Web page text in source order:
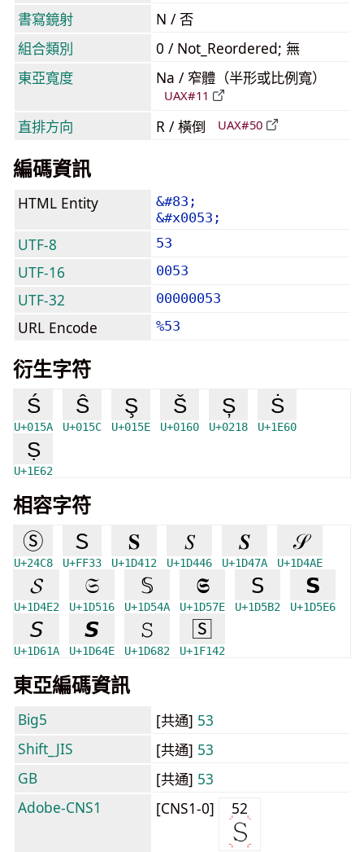
書寫鏡射
N / 否
組合類別
0 / Not_Reordered; 無
東亞寬度
Na / 窄體（半形或比例寬）
UAX#11
直排方向 R / 橫倒 UAX#50
編碼資訊
HTML Entity
&#83;
&#x0053;
UTF-8 53
UTF-16 0053
UTF-32 00000053
URL Encode %53
衍生字符
Ś
U+015A
Ŝ
U+015C
Ş
U+015E
Š
U+0160
Ș
U+0218
Ṡ
U+1E60
Ṣ
U+1E62
相容字符
Ⓢ
U+24C8
Ｓ
U+FF33
𝐒
U+1D412
𝑆
U+1D446
𝑺
U+1D47A
𝒮
U+1D4AE
𝓢
U+1D4E2
𝔖
U+1D516
𝕊
U+1D54A
𝕾
U+1D57E
𝖲
U+1D5B2
𝗦
U+1D5E6
𝘚
U+1D61A
𝙎
U+1D64E
𝚂
U+1D682
🅂
U+1F142
東亞編碼資訊
Big5 [共通] 53
Shift_JIS
[共通] 53
GB
[共通] 53
Adobe-CNS1
[CNS1-0] 52